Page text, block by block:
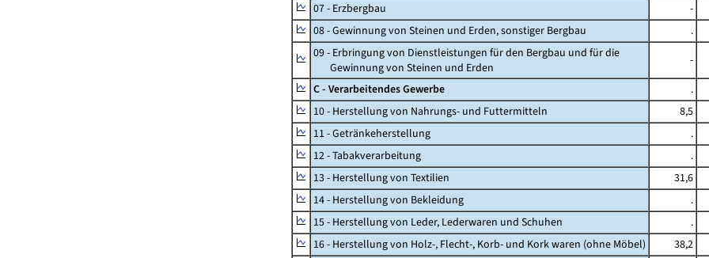
07 - Erzbergbau
-
08 - Gewinnung von Steinen und Erden, sonstiger Bergbau
.
09 - Erbringung von Dienstleistungen für den Bergbau und für die
Gewinnung von Steinen und Erden
-
C - Verarbeitendes Gewerbe
.
10 - Herstellung von Nahrungs- und Futtermitteln
8,5
11 - Getränkeherstellung
.
12 - Tabakverarbeitung
.
13 - Herstellung von Textilien
31,6
14 - Herstellung von Bekleidung
.
15 - Herstellung von Leder, Lederwaren und Schuhen
.
16 - Herstellung von Holz-, Flecht-, Korb- und Kork waren (ohne Möbel)
38,2